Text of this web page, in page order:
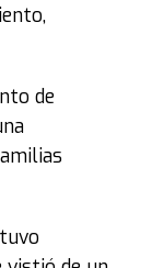
de